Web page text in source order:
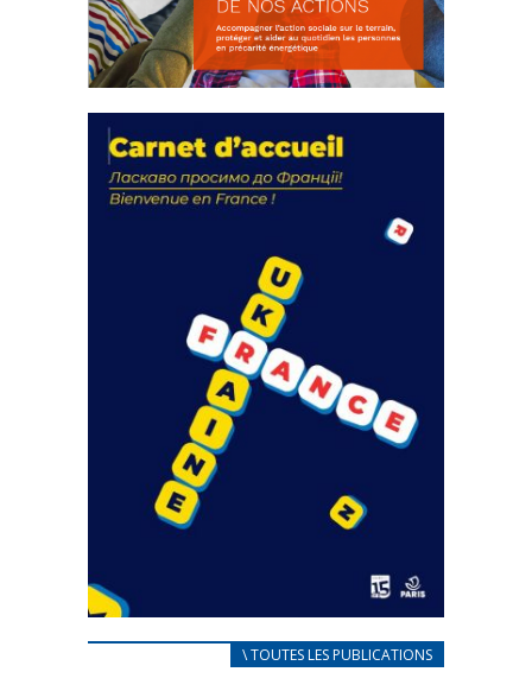
actions
18 septembre 2023
FEUILLETER
CARNET D’ACCUEIL\ TOUTES LES PUBLICATIONS